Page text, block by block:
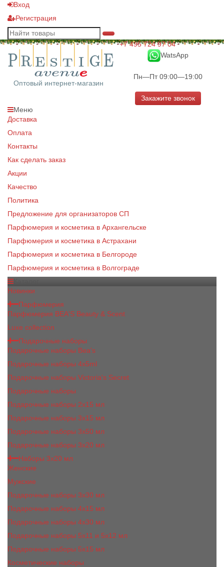
Вход
Регистрация
Оптовый интернет-магазин
+7 495 724 97 04
WatsApp
Пн—Пт 09:00—19:00
Закажите звонок
Меню
Доставка
Оплата
Контакты
Как сделать заказ
Акции
Качество
Политика
Предложение для организаторов СП
Парфюмерия и косметика в Архангельске
Парфюмерия и косметика в Астрахани
Парфюмерия и косметика в Белгороде
Парфюмерия и косметика в Волгограде
Новинки
Парфюмерия
Парфюмерия BEA'S Beauty & Scent
Luxe collection
Подарочные наборы
Подарочные наборы Bea's
Подарочные наборы 4х5ml
Подарочные наборы Victoria's Secret
Подарочные наборы
Подарочные наборы 2x15 мл
Подарочные наборы 3х15 мл
Подарочные наборы 3x50 мл
Подарочные наборы 3x20 мл
Наборы 3х20 мл
Женские
Мужские
Подарочные наборы 3х30 мл
Подарочные наборы 4x15 мл
Подарочные наборы 4x30 мл
Подарочные наборы 5x11 и 5х12 мл
Подарочные наборы 5x15 мл
Косметические наборы